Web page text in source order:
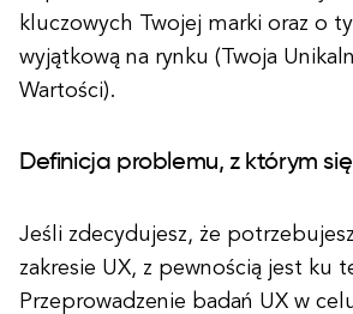
kluczowych Twojej marki oraz o
wyjątkową na rynku (Twoja
Wartości).
Definicja problemu, z którym
Jeśli zdecydujesz, że
zakresie UX, z pewnością jest ku
Przeprowadzenie badań UX w